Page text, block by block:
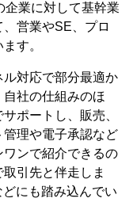
企業に対して基幹業
営業やSE、プロ
す。
対応で部分最適か
社の仕組みのほ
ポートし、販売、
理や電子承認など
ンで紹介できるの
引先と伴走しま
にも踏み込んでい